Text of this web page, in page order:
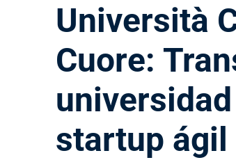
Università
Cuore:
startup ágil